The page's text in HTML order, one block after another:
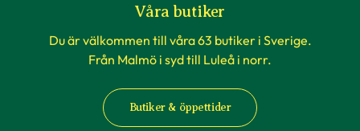
Våra butiker
Du är välkommen till våra 63 butiker i Sverige.
Från Malmö i syd till Luleå i norr.
Butiker & öppettider